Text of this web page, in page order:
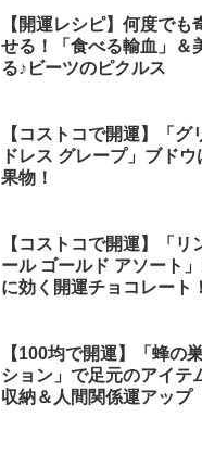
【開運レシピ】何度でも
せる！「食べる輸血」＆
る♪ビーツのピクルス
【コストコで開運】「グ
ドレス グレープ」ブド
果物！
【コストコで開運】「リ
ール ゴールド アソート
に効く開運チョコレート！
【100均で開運】「蜂の
ション」で足元のアイテ
収納＆人間関係運アップ